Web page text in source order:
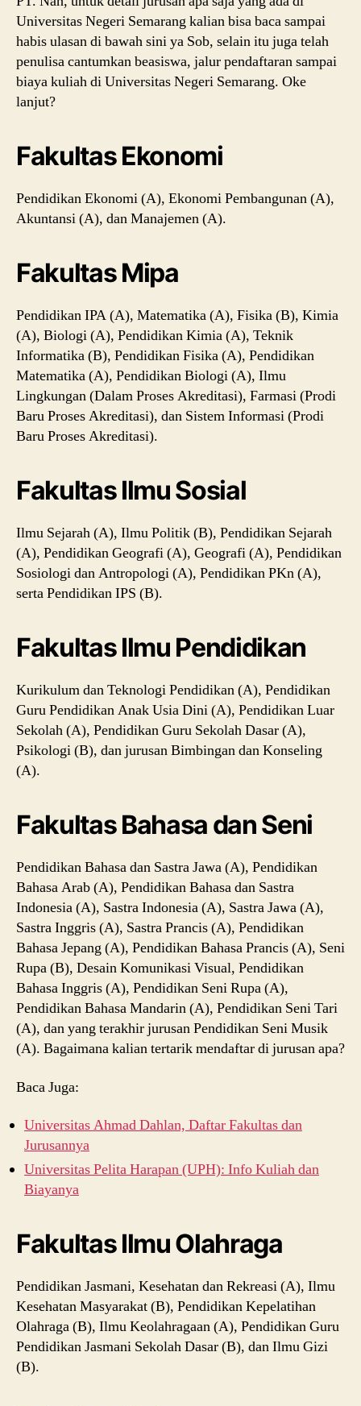
Universitas Negeri Semarang kalian bisa baca sampai
habis ulasan di bawah sini ya Sob, selain itu juga telah
penulisa cantumkan beasiswa, jalur pendaftaran sampai
biaya kuliah di Universitas Negeri Semarang. Oke
lanjut?
Fakultas Ekonomi
Pendidikan Ekonomi (A), Ekonomi Pembangunan (A),
Akuntansi (A), dan Manajemen (A).
Fakultas Mipa
Pendidikan IPA (A), Matematika (A), Fisika (B), Kimia
(A), Biologi (A), Pendidikan Kimia (A), Teknik
Informatika (B), Pendidikan Fisika (A), Pendidikan
Matematika (A), Pendidikan Biologi (A), Ilmu
Lingkungan (Dalam Proses Akreditasi), Farmasi (Prodi
Baru Proses Akreditasi), dan Sistem Informasi (Prodi
Baru Proses Akreditasi).
Fakultas Ilmu Sosial
Ilmu Sejarah (A), Ilmu Politik (B), Pendidikan Sejarah
(A), Pendidikan Geografi (A), Geografi (A), Pendidikan
Sosiologi dan Antropologi (A), Pendidikan PKn (A),
serta Pendidikan IPS (B).
Fakultas Ilmu Pendidikan
Kurikulum dan Teknologi Pendidikan (A), Pendidikan
Guru Pendidikan Anak Usia Dini (A), Pendidikan Luar
Sekolah (A), Pendidikan Guru Sekolah Dasar (A),
Psikologi (B), dan jurusan Bimbingan dan Konseling
(A).
Fakultas Bahasa dan Seni
Pendidikan Bahasa dan Sastra Jawa (A), Pendidikan
Bahasa Arab (A), Pendidikan Bahasa dan Sastra
Indonesia (A), Sastra Indonesia (A), Sastra Jawa (A),
Sastra Inggris (A), Sastra Prancis (A), Pendidikan
Bahasa Jepang (A), Pendidikan Bahasa Prancis (A), Seni
Rupa (B), Desain Komunikasi Visual, Pendidikan
Bahasa Inggris (A), Pendidikan Seni Rupa (A),
Pendidikan Bahasa Mandarin (A), Pendidikan Seni Tari
(A), dan yang terakhir jurusan Pendidikan Seni Musik
(A). Bagaimana kalian tertarik mendaftar di jurusan apa?
Baca Juga:
Universitas Ahmad Dahlan, Daftar Fakultas dan
Jurusannya
Universitas Pelita Harapan (UPH): Info Kuliah dan
Biayanya
Fakultas Ilmu Olahraga
Pendidikan Jasmani, Kesehatan dan Rekreasi (A), Ilmu
Kesehatan Masyarakat (B), Pendidikan Kepelatihan
Olahraga (B), Ilmu Keolahragaan (A), Pendidikan Guru
Pendidikan Jasmani Sekolah Dasar (B), dan Ilmu Gizi
(B).